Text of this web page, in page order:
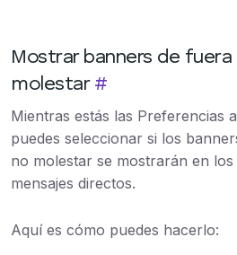
Mostrar banners de
molestar #
Mientras estás las Preferencias
puedes seleccionar si los
no molestar se mostrarán en
mensajes directos.
Aquí es cómo puedes hacerlo: